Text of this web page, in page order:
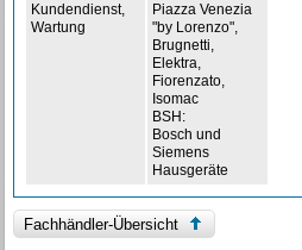
Kundendienst,
Wartung
Piazza Venezia
"by Lorenzo",
Brugnetti,
Elektra,
Fiorenzato,
Isomac
BSH:
Bosch und
Siemens
Hausgeräte
Fachhändler-Übersicht